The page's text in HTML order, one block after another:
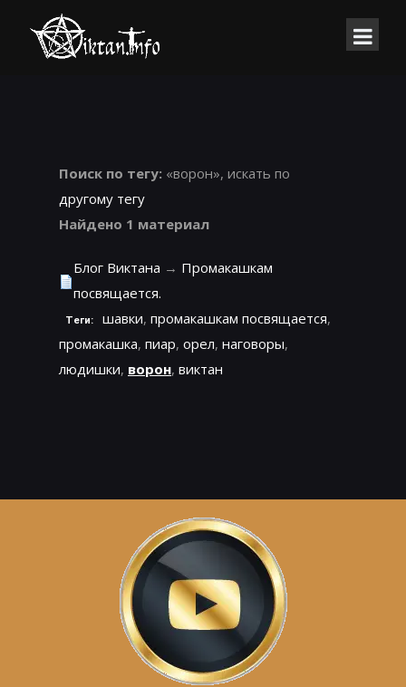
Поиск по тегу: «ворон», искать по
другому тегу
Найдено 1 материал
Блог Виктана → Промакашкам
посвящается.
Теги: шавки, промакашкам посвящается,
промакашка, пиар, орел, наговоры,
людишки, ворон, виктан